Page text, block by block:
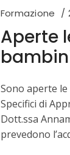
Formazione
Aperte
Sono aperte
Specifici di
Dott.ssa
prevedono